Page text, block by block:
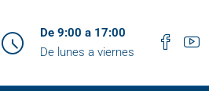
De 9:00 a 17:00
De lunes a viernes